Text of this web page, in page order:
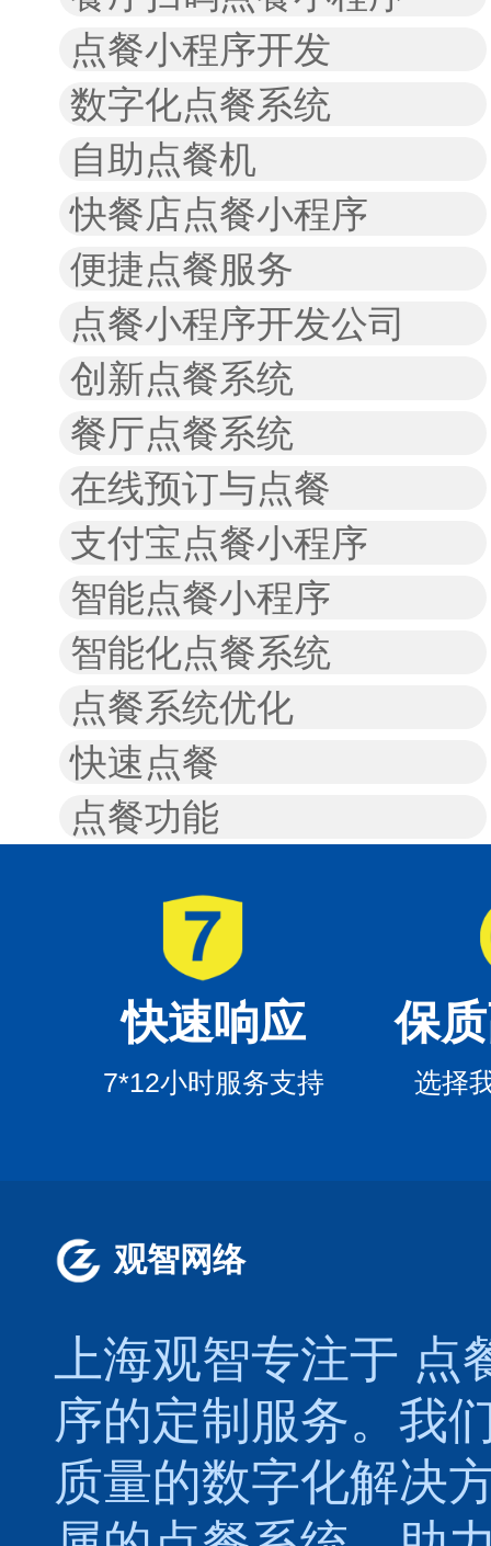
点餐小程序开发
数字化点餐系统
自助点餐机
快餐店点餐小程序
便捷点餐服务
点餐小程序开发公司
创新点餐系统
餐厅点餐系统
在线预订与点餐
支付宝点餐小程序
智能点餐小程序
智能化点餐系统
点餐系统优化
快速点餐
点餐功能
快速响应
7*12小时服务支持
保
选择
观智网络
上海观智专注于 点
序的定制服务。我
质量的数字化解决